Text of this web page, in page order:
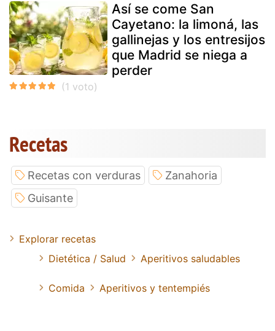
Así se come San
Cayetano: la limoná, las
gallinejas y los entresijos
que Madrid se niega a
perder
Recetas
Recetas con verduras
Zanahoria
Guisante
Explorar recetas
Dietética / Salud
Aperitivos saludables
Comida Aperitivos y tentempiés